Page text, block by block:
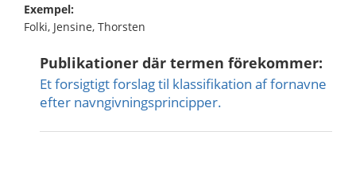
Exempel:
Folki, Jensine, Thorsten
Publikationer där termen förekommer:
Et forsigtigt forslag til klassifikation af fornavne
efter navn­givningsprincipper.